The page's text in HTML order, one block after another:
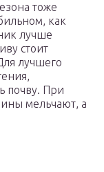
тоже
как
лучше
стоит
лучшего
почву. При
мельчают, а